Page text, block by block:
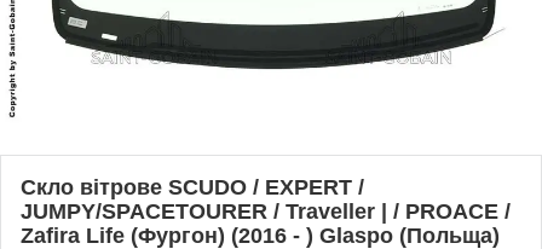
Скло вітрове SCUDO / EXPERT /
JUMPY/SPACETOURER / Traveller | / PROACE /
Zafira Life (Фургон) (2016 - ) Glaspo (Польща)